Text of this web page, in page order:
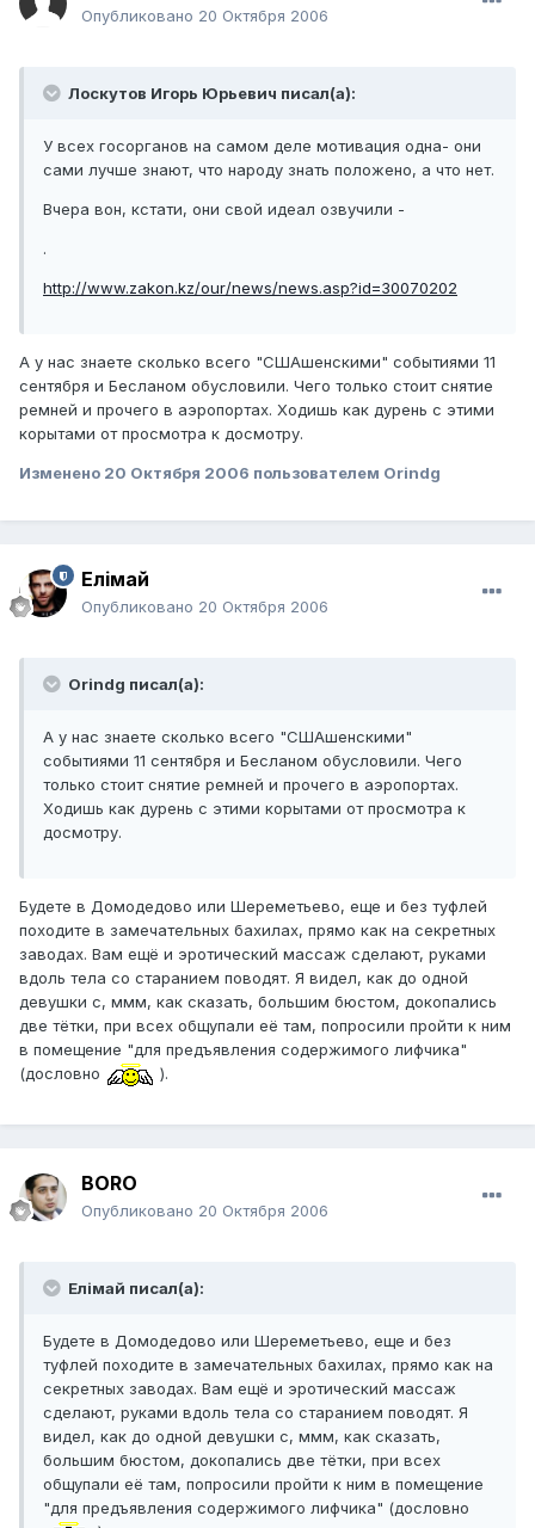
Опубликовано 20 Октября 2006
Лоскутов Игорь Юрьевич писал(а):
У всех госорганов на самом деле мотивация одна- они
сами лучше знают, что народу знать положено, а что нет.
Вчера вон, кстати, они свой идеал озвучили -
.
http://www.zakon.kz/our/news/news.asp?id=30070202
А у нас знаете сколько всего "СШАшенскими" событиями 11
сентября и Бесланом обусловили. Чего только стоит снятие
ремней и прочего в аэропортах. Ходишь как дурень с этими
корытами от просмотра к досмотру.
Изменено 20 Октября 2006 пользователем Orindg
Елiмай
Опубликовано 20 Октября 2006
Orindg писал(а):
А у нас знаете сколько всего "СШАшенскими"
событиями 11 сентября и Бесланом обусловили. Чего
только стоит снятие ремней и прочего в аэропортах.
Ходишь как дурень с этими корытами от просмотра к
досмотру.
Будете в Домодедово или Шереметьево, еще и без туфлей
походите в замечательных бахилах, прямо как на секретных
заводах. Вам ещё и эротический массаж сделают, руками
вдоль тела со старанием поводят. Я видел, как до одной
девушки с, ммм, как сказать, большим бюстом, докопались
две тётки, при всех общупали её там, попросили пройти к ним
в помещение "для предъявления содержимого лифчика"
(дословно
).
BORO
Опубликовано 20 Октября 2006
Елiмай писал(а):
Будете в Домодедово или Шереметьево, еще и без
туфлей походите в замечательных бахилах, прямо как на
секретных заводах. Вам ещё и эротический массаж
сделают, руками вдоль тела со старанием поводят. Я
видел, как до одной девушки с, ммм, как сказать,
большим бюстом, докопались две тётки, при всех
общупали её там, попросили пройти к ним в помещение
"для предъявления содержимого лифчика" (дословно